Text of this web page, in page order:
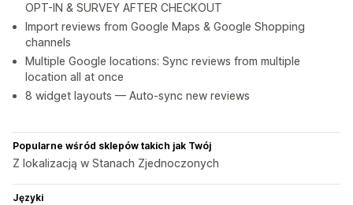
OPT-IN & SURVEY AFTER CHECKOUT
Import reviews from Google Maps & Google Shopping
channels
Multiple Google locations: Sync reviews from multiple
location all at once
8 widget layouts — Auto-sync new reviews
Popularne wśród sklepów takich jak Twój
Z lokalizacją w Stanach Zjednoczonych
Języki